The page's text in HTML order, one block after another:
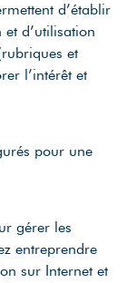
d’établir
d’utilisation
et
l’intérêt et
pour une
gérer les
entreprendre
sur Internet et